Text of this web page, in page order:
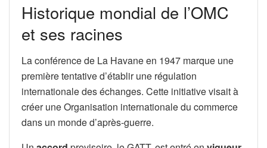
Historique mondial de l’OMC
et ses racines
La conférence de La Havane en 1947 marque une
première tentative d’établir une régulation
internationale des échanges. Cette initiative visait à
créer une Organisation internationale du commerce
dans un monde d’après-guerre.